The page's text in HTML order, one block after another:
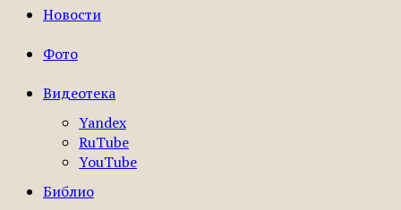
Новости
Фото
Видеотека
Yandex
RuTube
YouTube
Библио